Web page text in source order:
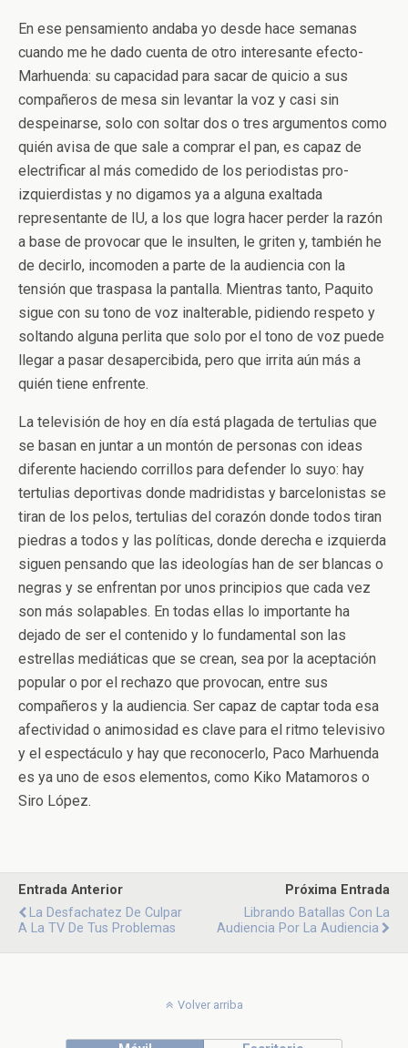
En ese pensamiento andaba yo desde hace semanas
cuando me he dado cuenta de otro interesante efecto-
Marhuenda: su capacidad para sacar de quicio a sus
compañeros de mesa sin levantar la voz y casi sin
despeinarse, solo con soltar dos o tres argumentos como
quién avisa de que sale a comprar el pan, es capaz de
electrificar al más comedido de los periodistas pro-
izquierdistas y no digamos ya a alguna exaltada
representante de IU, a los que logra hacer perder la razón
a base de provocar que le insulten, le griten y, también he
de decirlo, incomoden a parte de la audiencia con la
tensión que traspasa la pantalla. Mientras tanto, Paquito
sigue con su tono de voz inalterable, pidiendo respeto y
soltando alguna perlita que solo por el tono de voz puede
llegar a pasar desapercibida, pero que irrita aún más a
quién tiene enfrente.
La televisión de hoy en día está plagada de tertulias que
se basan en juntar a un montón de personas con ideas
diferente haciendo corrillos para defender lo suyo: hay
tertulias deportivas donde madridistas y barcelonistas se
tiran de los pelos, tertulias del corazón donde todos tiran
piedras a todos y las políticas, donde derecha e izquierda
siguen pensando que las ideologías han de ser blancas o
negras y se enfrentan por unos principios que cada vez
son más solapables. En todas ellas lo importante ha
dejado de ser el contenido y lo fundamental son las
estrellas mediáticas que se crean, sea por la aceptación
popular o por el rechazo que provocan, entre sus
compañeros y la audiencia. Ser capaz de captar toda esa
afectividad o animosidad es clave para el ritmo televisivo
y el espectáculo y hay que reconocerlo, Paco Marhuenda
es ya uno de esos elementos, como Kiko Matamoros o
Siro López.
Entrada Anterior
La Desfachatez De Culpar
A La TV De Tus Problemas
Próxima Entrada
Librando Batallas Con La
Audiencia Por La Audiencia
Volver arriba